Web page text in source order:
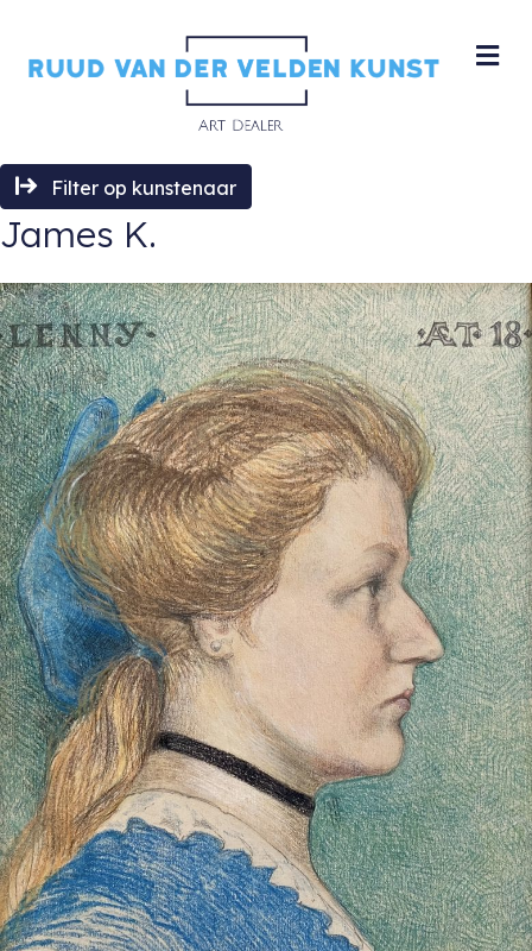
Filter op kunstenaar
James K.